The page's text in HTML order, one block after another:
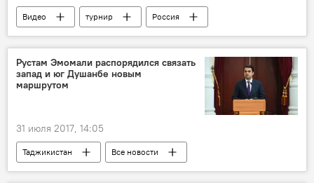
Видео турнир
Россия
Таджикистан
АрМИ
Минобороны России
Рустам Эмомали распорядился связать
запад и юг Душанбе новым
маршрутом
31 июля 2017, 14:05
Таджикистан
Все новости
Рустам Эмомали